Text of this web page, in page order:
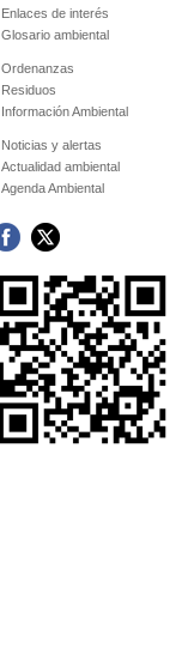
Enlaces de interés
Glosario ambiental
Ordenanzas
Residuos
Información Ambiental
Noticias y alertas
Actualidad ambiental
Agenda Ambiental